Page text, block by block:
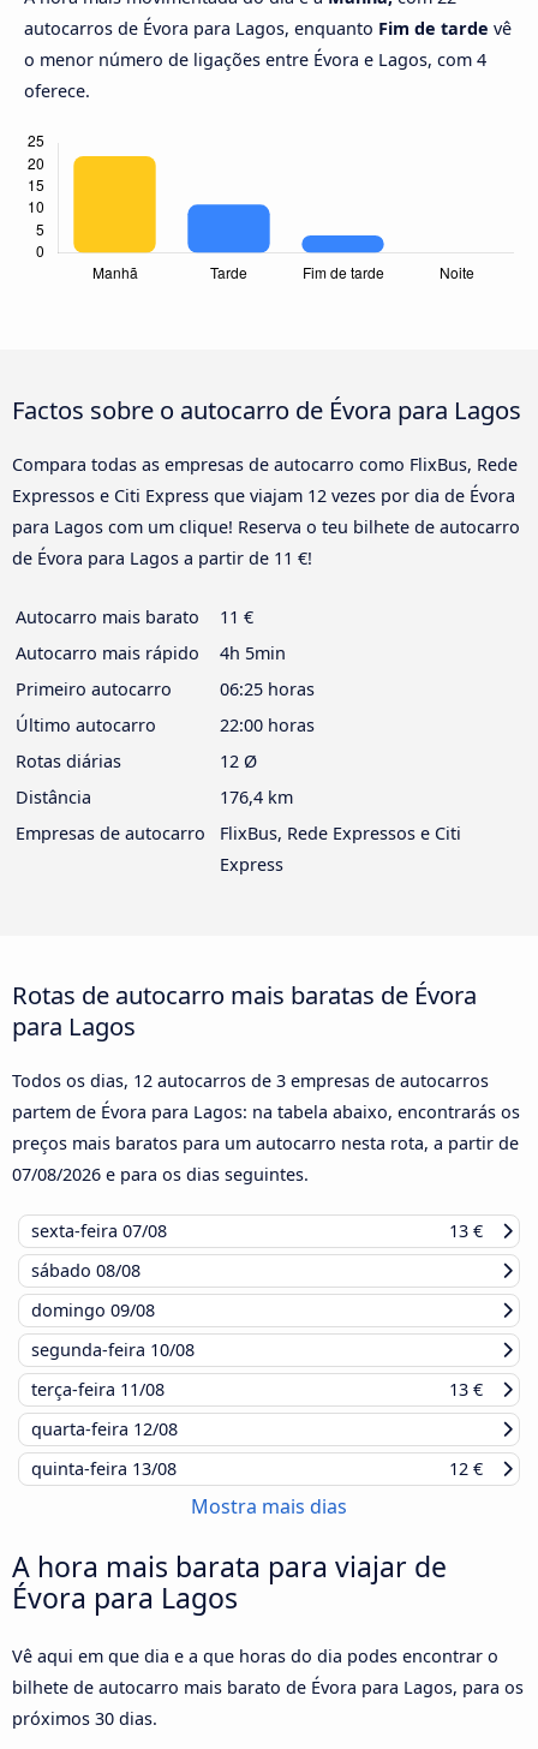
autocarros de Évora para Lagos, enquanto Fim de tarde vê
o menor número de ligações entre Évora e Lagos, com 4
oferece.
Factos sobre o autocarro de Évora para Lagos
Compara todas as empresas de autocarro como FlixBus, Rede
Expressos e Citi Express que viajam 12 vezes por dia de Évora
para Lagos com um clique! Reserva o teu bilhete de autocarro
de Évora para Lagos a partir de 11 €!
Autocarro mais barato
11 €
Autocarro mais rápido
4h 5min
Primeiro autocarro
06:25 horas
Último autocarro
22:00 horas
Rotas diárias
12 Ø
Distância
176,4 km
Empresas de autocarro
FlixBus, Rede Expressos e Citi
Express
Rotas de autocarro mais baratas de Évora
para Lagos
Todos os dias, 12 autocarros de 3 empresas de autocarros
partem de Évora para Lagos: na tabela abaixo, encontrarás os
preços mais baratos para um autocarro nesta rota, a partir de
07/08/2026 e para os dias seguintes.
sexta-feira 07/08
13 €
sábado 08/08
domingo 09/08
segunda-feira 10/08
terça-feira 11/08
13 €
quarta-feira 12/08
quinta-feira 13/08 12 €
Mostra mais dias
A hora mais barata para viajar de
Évora para Lagos
Vê aqui em que dia e a que horas do dia podes encontrar o
bilhete de autocarro mais barato de Évora para Lagos, para os
próximos 30 dias.